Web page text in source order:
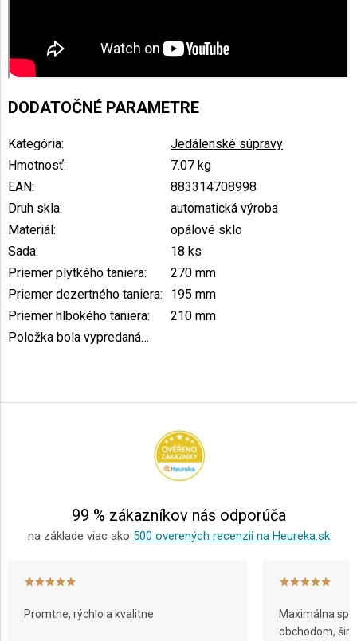
DODATOČNÉ PARAMETRE
Kategória:
Jedálenské súpravy
Hmotnosť:
7.07 kg
EAN:
883314708998
Druh skla:
automatická výroba
Materiál:
opálové sklo
Sada:
18 ks
Priemer plytkého taniera:
270 mm
Priemer dezertného taniera:
195 mm
Priemer hlbokého taniera:
210 mm
Položka bola vypredaná…
á
99 % zákazníkov nás odporúča
na základe viac ako 500 overených recenzií na Heureka.sk
Promtne, rýchlo a kvalitne
Maximálna
obchodom,